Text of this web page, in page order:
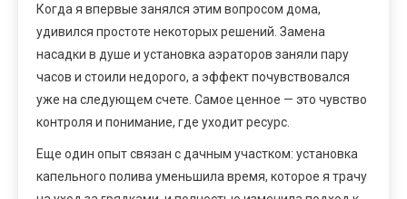
Когда я впервые занялся этим вопросом дома,
удивился простоте некоторых решений. Замена
насадки в душе и установка аэраторов заняли пару
часов и стоили недорого, а эффект почувствовался
уже на следующем счете. Самое ценное — это чувство
контроля и понимание, где уходит ресурс.
Еще один опыт связан с дачным участком: установка
капельного полива уменьшила время, которое я трачу